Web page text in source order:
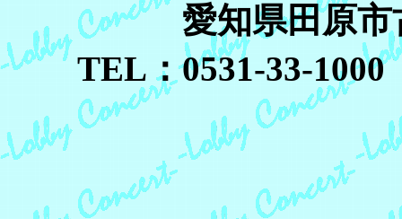
愛知県田原市古田
TEL：0531-33-1000